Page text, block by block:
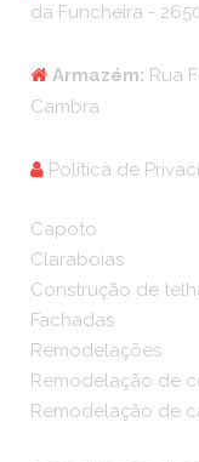
da Funcheira -
Armazém: Rua
Cambra
Política de
Capoto
Claraboias
Construção de
Fachadas
Remodelações
Remodelação de
Remodelação de